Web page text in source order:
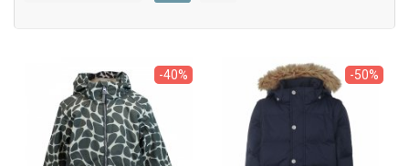
-40% -50%